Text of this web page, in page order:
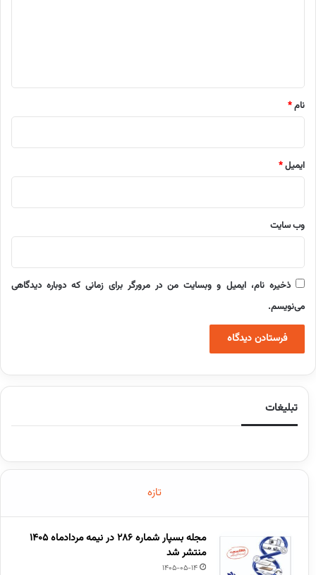
نام*
ایمیل*
وب‌ سایت
ذخیره نام، ایمیل و وبسایت من در مرورگر برای زمانی که دوباره دیدگاهی
می‌نویسم.
تبلیغات
تازه
مجله بسپار شماره 286 در نیمه مردادماه 1405
منتشر شد
1405-05-14